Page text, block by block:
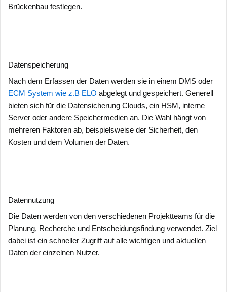
Brückenbau festlegen.
Datenspeicherung
Nach dem Erfassen der Daten werden sie in einem DMS oder
ECM System wie z.B ELO abgelegt und gespeichert. Generell
bieten sich für die Datensicherung Clouds, ein HSM, interne
Server oder andere Speichermedien an. Die Wahl hängt von
mehreren Faktoren ab, beispielsweise der Sicherheit, den
Kosten und dem Volumen der Daten.
Datennutzung
Die Daten werden von den verschiedenen Projektteams für die
Planung, Recherche und Entscheidungsfindung verwendet. Ziel
dabei ist ein schneller Zugriff auf alle wichtigen und aktuellen
Daten der einzelnen Nutzer.